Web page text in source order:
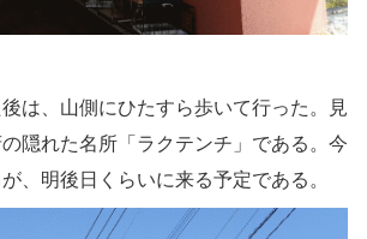
は、山側にひたすら歩いて行った。見
隠れた名所「ラクテンチ」である。今
、明後日くらいに来る予定である。